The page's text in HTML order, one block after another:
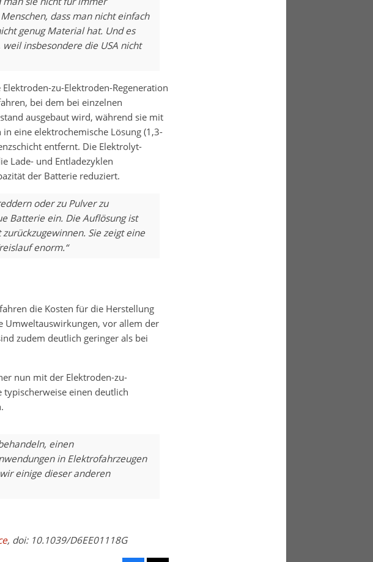
dass man nicht einfach
genug Material hat. Und es
insbesondere die USA nicht
zu-Elektroden-Regeneration
bei dem bei einzelnen
ausgebaut wird, während sie mit
eine elektrochemische Lösung (1,3-
entfernt. Die Elektrolyt-
Lade- und Entladezyklen
der Batterie reduziert.
oder zu Pulver zu
Batterie ein. Die Auflösung ist
Sie zeigt eine
enorm.“
die Kosten für die Herstellung
Umweltauswirkungen, vor allem der
zudem deutlich geringer als bei
nun mit der Elektroden-zu-
einen deutlich
einen
in Elektrofahrzeugen
einige dieser anderen
, doi: 10.1039/D6EE01118G